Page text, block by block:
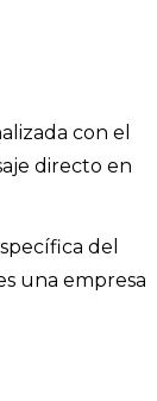
con el
directo en
del
una empresa